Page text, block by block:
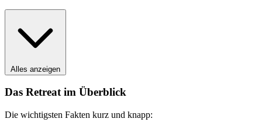
Alles anzeigen
Das Retreat im Überblick
Die wichtigsten Fakten kurz und knapp: